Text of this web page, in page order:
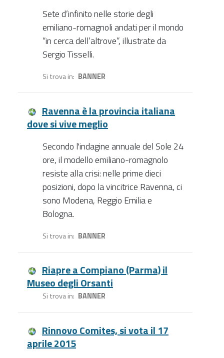
Sete d’infinito nelle storie degli
emiliano-romagnoli andati per il mondo
“in cerca dell’altrove”, illustrate da
Sergio Tisselli.
Si trova in BANNER
Ravenna è la provincia italiana
dove si vive meglio
Secondo l'indagine annuale del Sole 24
ore, il modello emiliano-romagnolo
resiste alla crisi: nelle prime dieci
posizioni, dopo la vincitrice Ravenna, ci
sono Modena, Reggio Emilia e
Bologna.
Si trova in BANNER
Riapre a Compiano (Parma) il
Museo degli Orsanti
Si trova in BANNER
Rinnovo Comites, si vota il 17
aprile 2015